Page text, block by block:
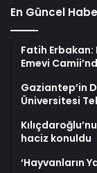
En Güncel
Fatih Erbakan:
Emevi
Gaziantep’in
Üniversitesi
haciz konuldu
‘Hayvanların